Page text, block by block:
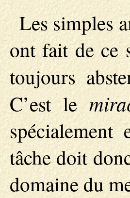
Les simples
ont fait de ce
toujours
C’est le
tâche doit
domaine du